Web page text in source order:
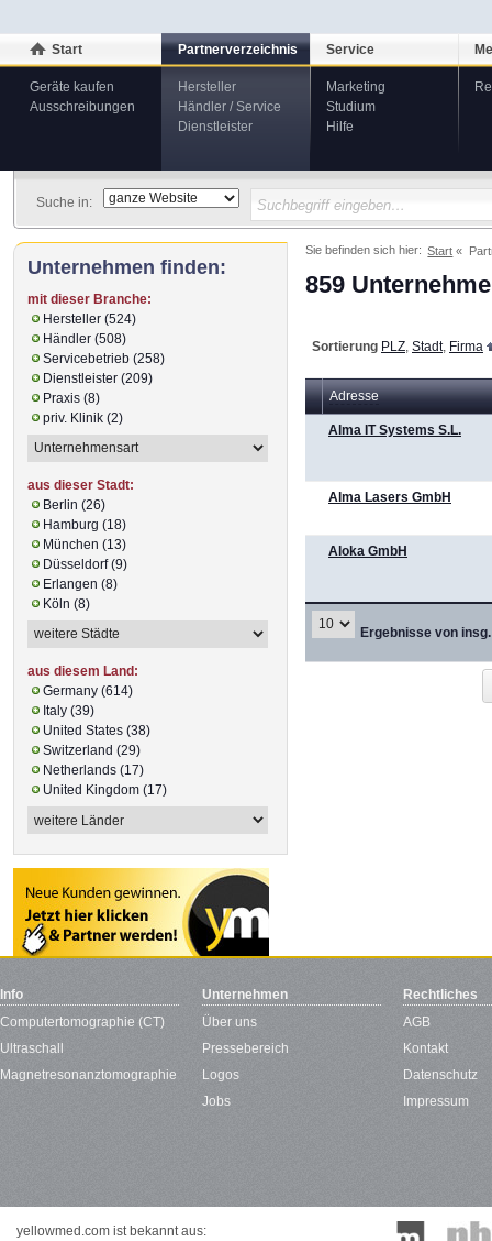
Start
Geräte kaufen
Ausschreibungen
Partnerverzeichnis
Hersteller
Händler / Service
Dienstleister
Service
Marketing
Studium
Hilfe
Suche in:
Sie befinden sich hier: Start
859
Sortierung PLZ Stadt, Firma
Adresse
Ergebnisse von
Alma IT Systems S.L.
Alma Lasers GmbH
Aloka GmbH
Unternehmen finden:
mit dieser Branche:
Hersteller (524)
Händler (508)
Servicebetrieb (258)
Dienstleister (209)
Praxis (8)
priv. Klinik (2)
aus dieser Stadt:
Berlin (26)
Hamburg (18)
München (13)
Düsseldorf (9)
Erlangen (8)
Köln (8)
aus diesem Land:
Germany (614)
Italy (39)
United States (38)
Switzerland (29)
Netherlands (17)
United Kingdom (17)
Info
Computertomographie (CT)
Ultraschall
Magnetresonanztomographie
Unternehmen
Über uns
Pressebereich
Logos
Jobs
Rechtliches
AGB
Kontakt
Datenschutz
Impressum
yellowmed.com ist bekannt aus: